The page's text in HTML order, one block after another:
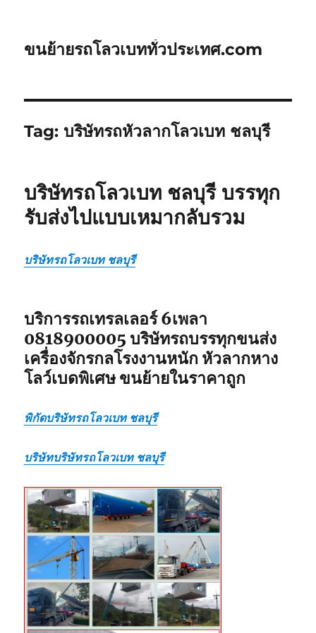
ขนย้ายรถโลวเบททั่วประเทศ.com
Tag:บริษัทรถหัวลากโลวเบท ชลบุรี
บริษัทรถโลวเบท ชลบุรี บรรทุก
รับส่งไปแบบเหมากลับรวม
บริษัทรถโลวเบท ชลบุรี
บริการรถเทรลเลอร์ 6เพลา
0818900005 บริษัทรถบรรทุกขนส่ง
เครื่องจักรกลโรงงานหนัก หัวลากหาง
โลว์เบดพิเศษ ขนย้ายในราคาถูก
พิกัดบริษัทรถโลวเบท ชลบุรี
บริษัทบริษัทรถโลวเบท ชลบุรี